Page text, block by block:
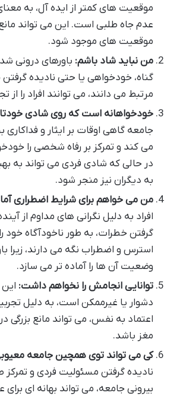
موقعیت های کمتر از ایده آل، به
عدم جاه طلبی است. این می تواند
موقعیت های موجود شود.
من نباید شاد باشم: باورهای درونی
گناه، خودخواهی یا حتی نادیده
مرتبط می دانند، می توانند افراد را از
خودخواهانه است که روی شادی
جامعه گاهی اوقات بر ایثار و
می کند و تمرکز بر رفاه شخصی را
در حالی که شادی فردی می تواند به
به دیگران نیز منجر شود.
من می خواهم برای شرایط اضطراری
افراد به دلیل نگرانی های مداوم از
گرفتن خطرات، به طور ناخودآگاه خود
استرس و اضطراب نگه می دارند، زیرا
وضعیت آن ها را آماده تر می سازد.
توانایی انجامش را نخواهم داشت: این
دشوار یا غیرممکن است، به دلیل
اعتماد به نفس، می تواند مانع بزرگی
مغز باشد.
کی می تواند توی همچین جامعه
نادیده گرفتن مسئولیت فردی و
بیرونی جامعه، می تواند بهانه ای